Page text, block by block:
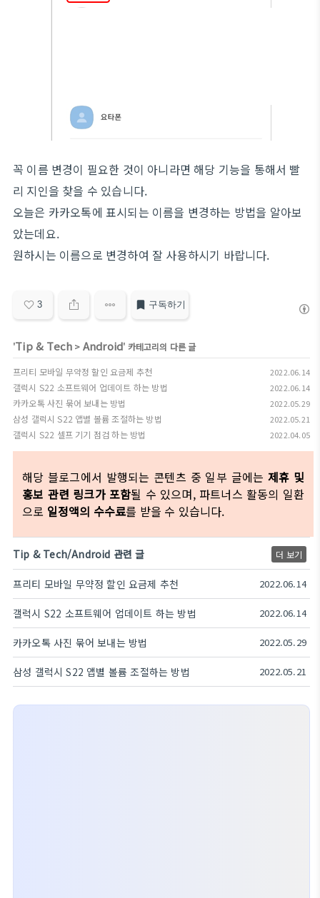
꼭 이름 변경이 필요한 것이 아니라면 해당 기능을 통해서 빨
리 지인을 찾을 수 있습니다.
오늘은 카카오톡에 표시되는 이름을 변경하는 방법을 알아보
았는데요.
원하시는 이름으로 변경하여 잘 사용하시기 바랍니다.
3 구독하기
'Tip & Tech > Android' 카테고리의 다른 글
프리티 모바일 무약정 할인 요금제 추천 2022.06.14
갤럭시 S22 소프트웨어 업데이트 하는 방법 2022.06.14
카카오톡 사진 묶어 보내는 방법 2022.05.29
삼성 갤럭시 S22 앱별 볼륨 조절하는 방법 2022.05.21
갤럭시 S22 셀프 기기 점검 하는 방법 2022.04.05
해당 블로그에서 발행되는 콘텐츠 중 일부 글에는 제휴 및
홍보 관련 링크가 포함될 수 있으며, 파트너스 활동의 일환
으로 일정액의 수수료를 받을 수 있습니다.
Tip & Tech/Android 관련 글 더 보기
프리티 모바일 무약정 할인 요금제 추천 2022.06.14
갤럭시 S22 소프트웨어 업데이트 하는 방법 2022.06.14
카카오톡 사진 묶어 보내는 방법 2022.05.29
삼성 갤럭시 S22 앱별 볼륨 조절하는 방법 2022.05.21